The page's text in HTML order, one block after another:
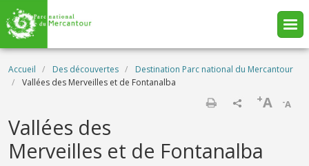
Aller au contenu principal
Fil d'Ariane
Accueil Des découvertes
Destination Parc national du Mercantour
Vallées des Merveilles et de Fontanalba
-A
+A
Vallées des
Merveilles et de Fontanalba